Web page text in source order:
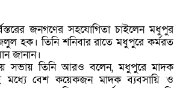
জনগণের সহযোগিতা চাইলেন মধুপুর
হক। তিনি শনিবার রাতে মধুপুরে কর্মরত
জানান।
সভায় তিনি আরও বলেন, মধুপুরে মাদক
মধ্যে বেশ কয়েকজন মাদক ব্যবসায়ি ও